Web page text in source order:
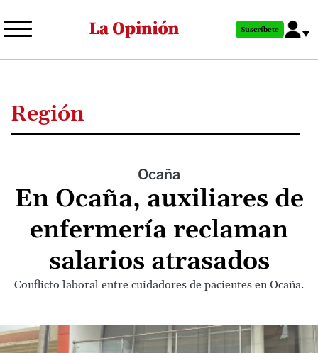
al
principal
Suscríbete
Región
Ocaña
En Ocaña, auxiliares de
enfermería reclaman
salarios atrasados
Conflicto laboral entre cuidadores de pacientes en Ocaña.